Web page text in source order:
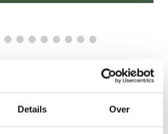
Details Over